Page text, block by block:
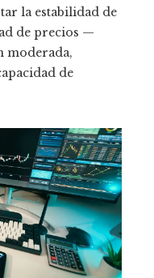
la estabilidad de
de precios —
moderada,
de